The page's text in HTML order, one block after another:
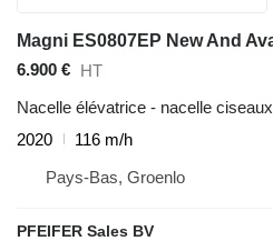
6.900 € HT
Nacelle élévatrice - nacelle ciseaux
2020
116 m/h
Pays-Bas, Groenlo
PFEIFER Sales BV